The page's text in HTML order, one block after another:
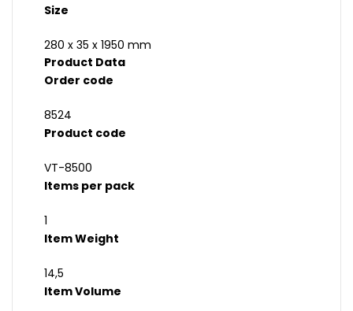
Size
280 x 35 x 1950 mm
Product Data
Order code
8524
Product code
VT-8500
Items per pack
1
Item Weight
14,5
Item Volume